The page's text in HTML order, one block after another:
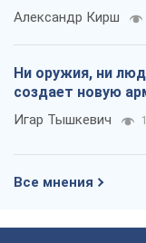
Александр Кирш
Ни оружия, ни
создает новую
Игар Тышкевич
Все мнения